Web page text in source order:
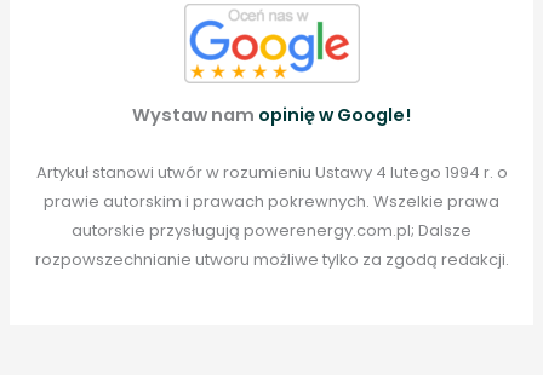
Wystaw nam opinię w Google!
Artykuł stanowi utwór w rozumieniu Ustawy 4 lutego 1994 r. o
prawie autorskim i prawach pokrewnych. Wszelkie prawa
autorskie przysługują powerenergy.com.pl; Dalsze
rozpowszechnianie utworu możliwe tylko za zgodą redakcji.